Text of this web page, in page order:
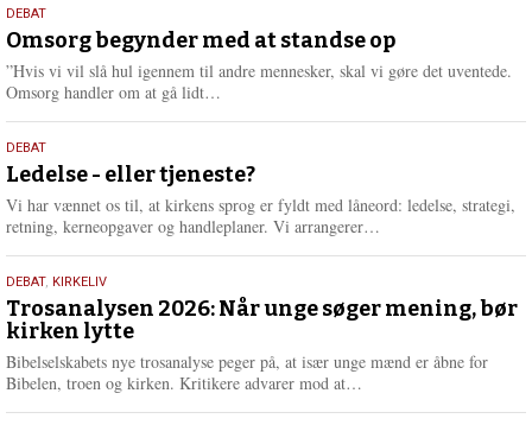
e
e
9.
juli
2026
DEBAT
Omsorg begynder med at standse op
”Hvis vi vil slå hul igennem til andre mennesker, skal vi gøre det uventede.
Omsorg handler om at gå lidt…
e
e
10.
juni
2026
DEBAT
Ledelse - eller tjeneste?
Vi har vænnet os til, at kirkens sprog er fyldt med låneord: ledelse, strategi,
retning, kerneopgaver og handleplaner. Vi arrangerer…
e
2.
juni
2026
DEBAT, KIRKELIV
Trosanalysen 2026: Når unge søger mening, bør
kirken lytte
Bibelselskabets nye trosanalyse peger på, at især unge mænd er åbne for
Bibelen, troen og kirken. Kritikere advarer mod at…